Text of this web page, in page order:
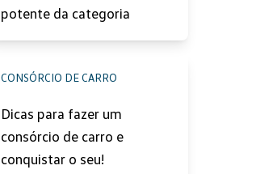
potente da categoria
CONSÓRCIO DE CARRO
Dicas para fazer um
consórcio de carro e
conquistar o seu!